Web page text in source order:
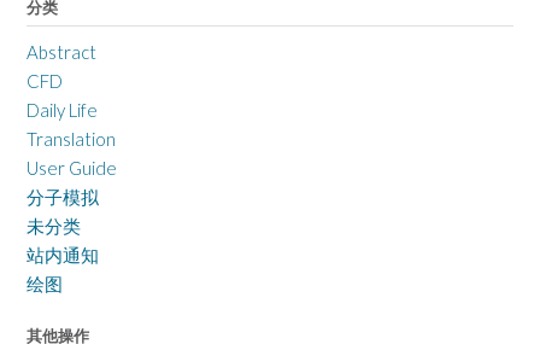
分类
Abstract
CFD
Daily Life
Translation
User Guide
分子模拟
未分类
站内通知
绘图
其他操作